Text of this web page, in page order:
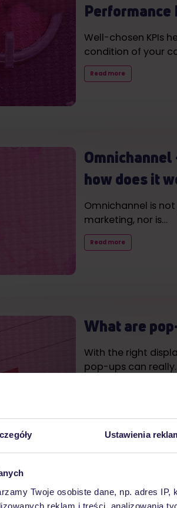
Ustawienia
Twoje osobiste dane, np. adres
reklam i treści, analizowania
Performance
Well-chosen KPIs
condition of your
Read more
how does it
Omnichannel is
marketing, nor is…
Read more
What are
With the right
pop-ups can
Email